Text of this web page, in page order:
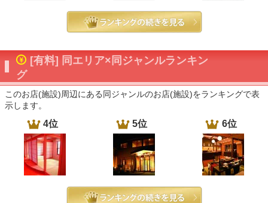
[有料] 同エリア×同ジャンルランキン
グ
このお店(施設)周辺にある同ジャンルのお店(施設)をランキングで表
示します。
4位 5位 6位